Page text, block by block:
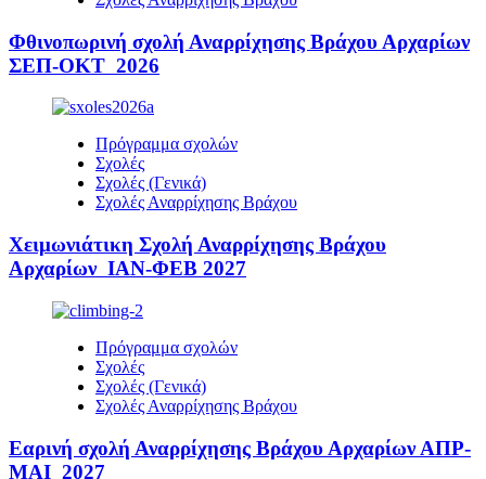
Φθινοπωρινή σχολή Αναρρίχησης Βράχου Αρχαρίων
ΣΕΠ-ΟΚΤ 2026
Πρόγραμμα σχολών
Σχολές
Σχολές (Γενικά)
Σχολές Αναρρίχησης Βράχου
Χειμωνιάτικη Σχολή Αναρρίχησης Βράχου
Αρχαρίων ΙΑΝ-ΦΕΒ 2027
Πρόγραμμα σχολών
Σχολές
Σχολές (Γενικά)
Σχολές Αναρρίχησης Βράχου
Εαρινή σχολή Αναρρίχησης Βράχου Αρχαρίων ΑΠΡ-
ΜΑΙ 2027